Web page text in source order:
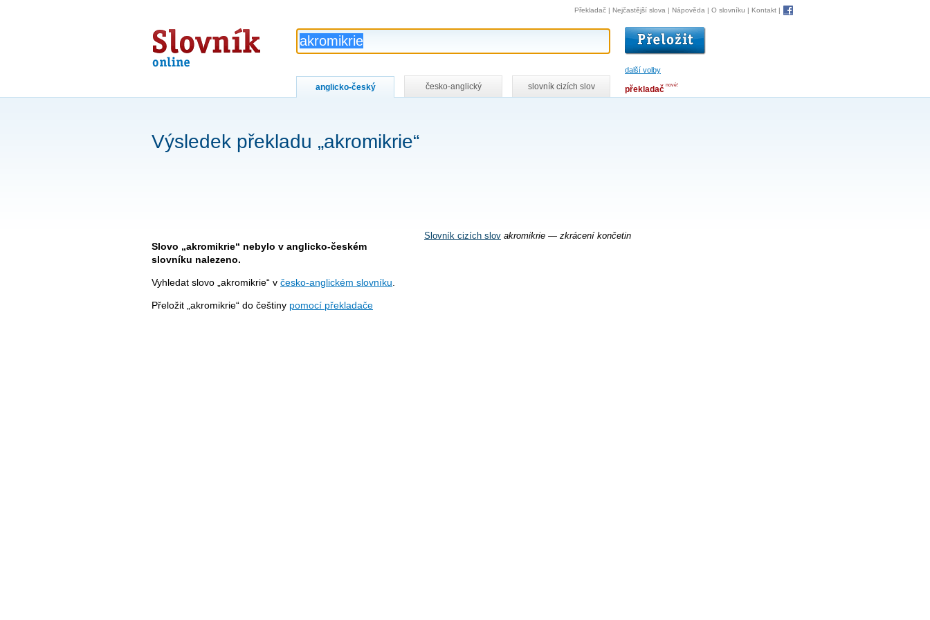
Slovník
online
další volby
Překladač | Nejčastější slova | Nápověda | O slovníku | Kontakt |
anglicko-český česko-anglický slovník cizích slov překladač nové!
Výsledek překladu „akromikrie“
Slovník cizích slov akromikrie — zkrácení končetin
Slovo „akromikrie“ nebylo v anglicko-českém
slovníku nalezeno.
Vyhledat slovo „akromikrie“ v česko-anglickém slovníku
Přeložit „akromikrie“ do češtiny pomocí překladače